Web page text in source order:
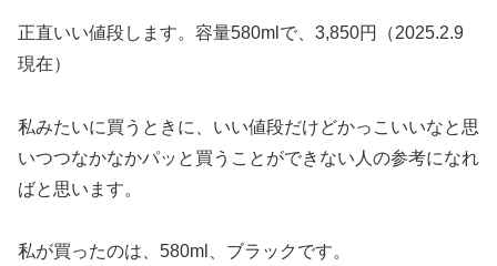
正直いい値段します。容量580mlで、3,850円（2025.2.9
現在）
私みたいに買うときに、いい値段だけどかっこいいなと思
いつつなかなかパッと買うことができない人の参考になれ
ばと思います。
私が買ったのは、580ml、ブラックです。